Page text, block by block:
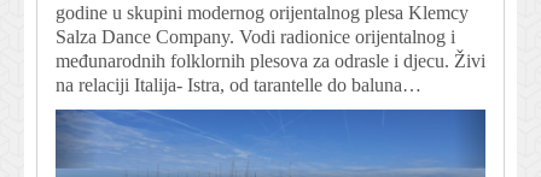
godine u skupini modernog orijentalnog plesa Klemcy
Salza Dance Company. Vodi radionice orijentalnog i
međunarodnih folklornih plesova za odrasle i djecu. Živi
na relaciji Italija- Istra, od tarantelle do baluna…